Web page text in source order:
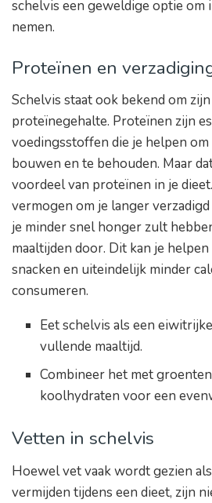
schelvis een geweldige optie om
nemen.
Proteïnen en
Schelvis staat ook bekend om
proteïnegehalte. Proteïnen zijn
voedingsstoffen die je helpen om
bouwen en te behouden. Maar
voordeel van proteïnen in je
vermogen om je langer
je minder snel honger zult
maaltijden door. Dit kan je
snacken en uiteindelijk minder
consumeren.
Eet schelvis als een
vullende maaltijd.
Combineer het met
koolhydraten voor een
Vetten in schelvis
Hoewel vet vaak wordt gezien
vermijden tijdens een dieet, zijn